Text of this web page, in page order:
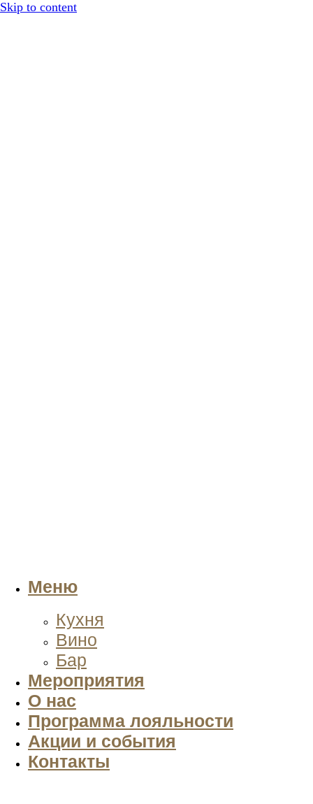
Skip to content
Меню
Кухня
Вино
Бар
Мероприятия
О нас
Программа лояльности
Акции и события
Контакты